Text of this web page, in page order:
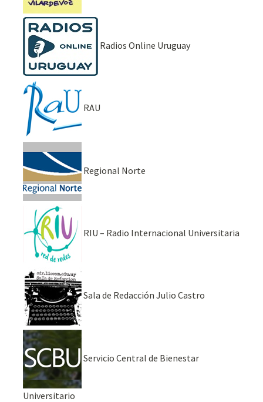
Radios Online Uruguay
RAU
Regional Norte
RIU – Radio Internacional Universitaria
Sala de Redacción Julio Castro
Servicio Central de Bienestar
Universitario